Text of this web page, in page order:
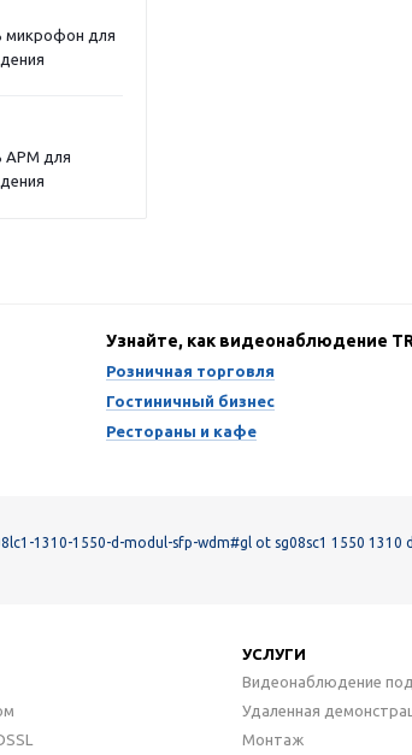
микрофон для
APM для
Узнайте, как видеонаблюдение
Розничная торговля
Гостиничный бизнес
Рестораны и кафе
1310-1550-d-modul-sfp-wdm#gl ot sg08sc1 1550 1310 d
УСЛУГИ
Видеонаблюдение
Удаленная
Монтаж